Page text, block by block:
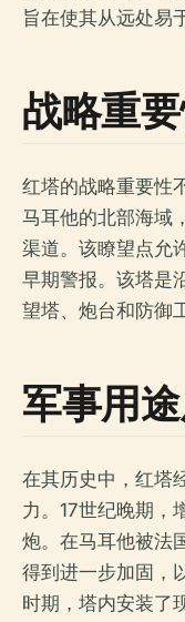
旨在使其从远处易
战略重
红塔的战略重要性
马耳他的北部海域
渠道。该瞭望点允
早期警报。该塔是
望塔、炮台和防御
军事用
在其历史中，红塔
力。17世纪晚期，
炮。在马耳他被法
得到进一步加固，
时期，塔内安装了